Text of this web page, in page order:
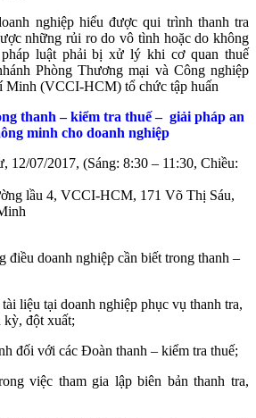
nghiệp hiểu được qui trình thanh tra
những rủi ro do vô tình hoặc do không
luật phải bị xử lý khi cơ quan thuế
Phòng Thương mại và Công nghiệp
Minh (VCCI-HCM) tổ chức tập huấn
thanh – kiểm tra thuế – giải pháp an
minh cho doanh nghiệp
12/07/2017, (Sáng: 8:30 – 11:30, Chiều:
lầu 4, VCCI-HCM, 171 Võ Thị Sáu,
điều doanh nghiệp cần biết trong thanh –
liệu tại doanh nghiệp phục vụ thanh tra,
kỳ, đột xuất;
đối với các Đoàn thanh – kiểm tra thuế;
việc tham gia lập biên bản thanh tra,